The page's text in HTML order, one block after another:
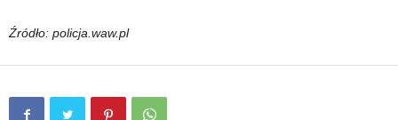
Źródło: policja.waw.pl